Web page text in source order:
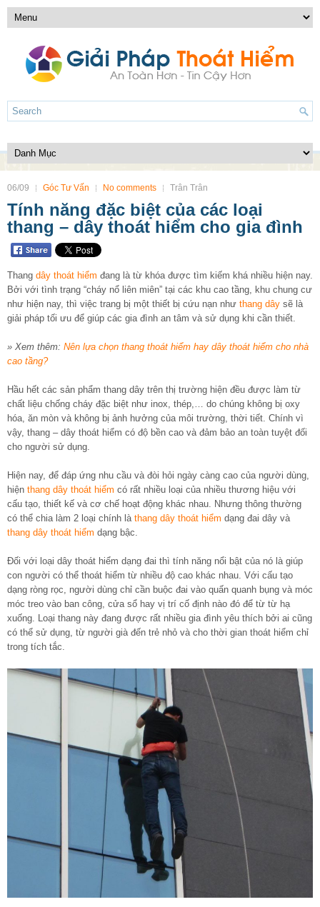
06/09 Góc Tư Vấn No comments Trân Trân
Tính năng đặc biệt của các loại
thang – dây thoát hiểm cho gia đình
Thang dây thoát hiểm đang là từ khóa được tìm kiếm khá nhiều hiện nay.
Bởi với tình trạng “cháy nổ liên miên” tại các khu cao tầng, khu chung cư
như hiện nay, thì việc trang bị một thiết bị cứu nạn như thang dây sẽ là
giải pháp tối ưu để giúp các gia đình an tâm và sử dụng khi cần thiết.
» Xem thêm: Nên lựa chọn thang thoát hiểm hay dây thoát hiểm cho nhà
cao tầng?
Hầu hết các sản phẩm thang dây trên thị trường hiện đều được làm từ
chất liệu chống cháy đặc biệt như inox, thép,… do chúng không bị oxy
hóa, ăn mòn và không bị ảnh hưởng của môi trường, thời tiết. Chính vì
vậy, thang – dây thoát hiểm có độ bền cao và đảm bảo an toàn tuyệt đối
cho người sử dụng.
Hiện nay, để đáp ứng nhu cầu và đòi hỏi ngày càng cao của người dùng,
hiện thang dây thoát hiểm có rất nhiều loại của nhiều thương hiệu với
cấu tạo, thiết kế và cơ chế hoạt động khác nhau. Nhưng thông thường
có thể chia làm 2 loại chính là thang dây thoát hiểm dạng đai dây và
thang dây thoát hiểm dạng bậc.
Đối với loại dây thoát hiểm dạng đai thì tính năng nổi bật của nó là giúp
con người có thể thoát hiểm từ nhiều độ cao khác nhau. Với cấu tạo
dạng ròng rọc, người dùng chỉ cần buộc đai vào quấn quanh bụng và móc
móc treo vào ban công, cửa sổ hay vị trí cố định nào đó để từ từ hạ
xuống. Loại thang này đang được rất nhiều gia đình yêu thích bởi ai cũng
có thể sử dụng, từ người già đến trẻ nhỏ và cho thời gian thoát hiểm chỉ
trong tích tắc.